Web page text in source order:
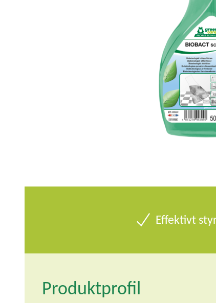
Effektivt
Produktprofil